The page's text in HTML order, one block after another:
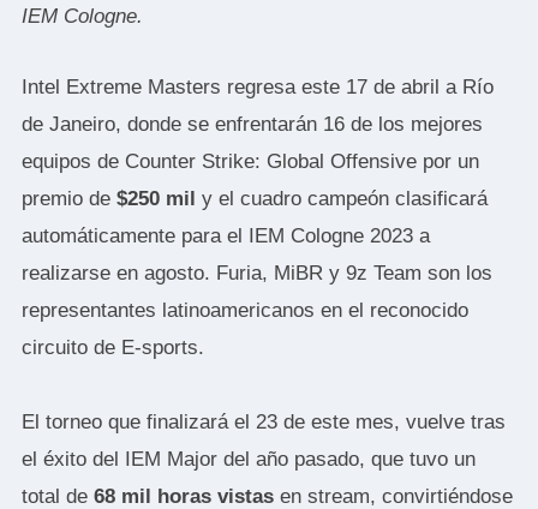
IEM Cologne.
Intel Extreme Masters regresa este 17 de abril a Río
de Janeiro, donde se enfrentarán 16 de los mejores
equipos de Counter Strike: Global Offensive por un
premio de $250 mil y el cuadro campeón clasificará
automáticamente para el IEM Cologne 2023a
realizarse en agosto. Furia, MiBR y 9z Team son los
representantes latinoamericanos en el reconocido
circuito de E-sports.
El torneo que finalizará el 23 de este mes, vuelve tras
el éxito del IEM Major del año pasado, que tuvo un
total de 68 mil horas vistasen stream, convirtiéndose